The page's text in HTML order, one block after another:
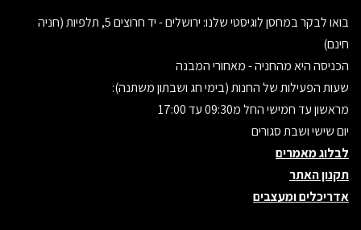
בואו לבקר במחסן לוגיסטי שלנו: ירושלים - יד חרוצים 5, תלפיות (חניה
חינם)
הכניסה היא מהחניה - מאחורי המבנה
שעות הפעילות של החנות (בימי חג ושבתון משתנה):
מראשון עד חמישי החל מ09:30 עד 17:00
יום שישי ושבת סגורים
לבלוג מאמרים
תקנון האתר
אדריכלים ומעצבים